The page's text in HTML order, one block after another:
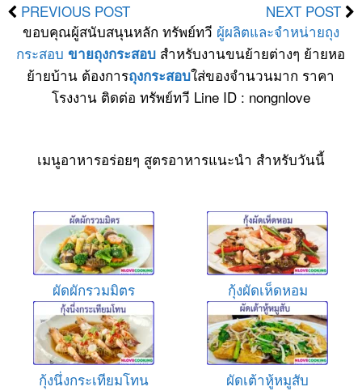
PREVIOUS POST
NEXT POST
ขอบคุณผู้สนับสนุนหลัก ทรัพย์ทวี ผู้ผลิตและจำหน่ายถุง
กระสอบ ขายถุงกระสอบ สำหรับงานขนย้ายต่างๆ ย้ายหอ
ย้ายบ้าน ต้องการถุงกระสอบใส่ของจำนวนมาก ราคา
โรงงาน ติดต่อ ทรัพย์ทวี Line ID : nongnlove
เมนูอาหารอร่อยๆ สูตรอาหารแนะนำ สำหรับวันนี้
ผัดผักรวมมิตร กุ้งผัดเห็ดหอม
กุ้งนึ่งกระเทียมโทน ผัดเต้าหู้หมูสับ